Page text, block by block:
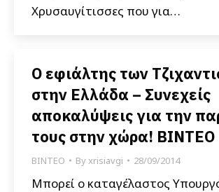
Χρυσαυγίτισσες που για…
Ο εφιάλτης των
στην Ελλάδα – Συνεχείς
αποκαλύψεις για την
τους στην χώρα! ΒΙΝΤΕΟ
ΒΙΝΤΕΟ Byxrisiavgi 28/09/2014
Μπορεί ο καταγέλαστος